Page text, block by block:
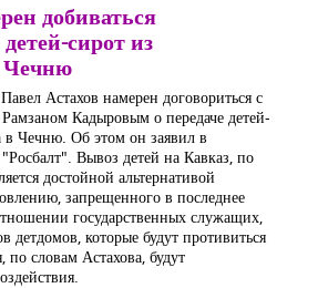
добиваться
сирот из
Чечню
Астахов намерен договориться с
Кадыровым о передаче детей-
в Чечню. Об этом он заявил в
Вывоз детей на Кавказ, по
достойной альтернативой
запрещенного в последнее
государственных служащих,
детдомов, которые будут противиться
по словам Астахова, будут